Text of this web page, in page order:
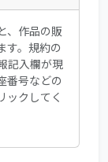
、作品の販
す。規約の
記入欄が現
番号などの
ックしてく